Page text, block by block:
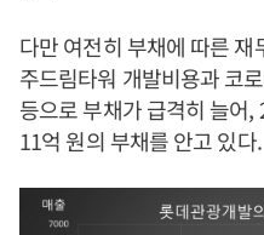
다만 여전히 부채에 따른
주드림타워 개발비용과 코
등으로 부채가 급격히 늘어
11억 원의 부채를 안고 있다.